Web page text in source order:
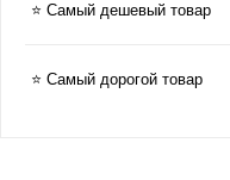
⭐ Самый дешевый товар
⭐ Самый дорогой товар